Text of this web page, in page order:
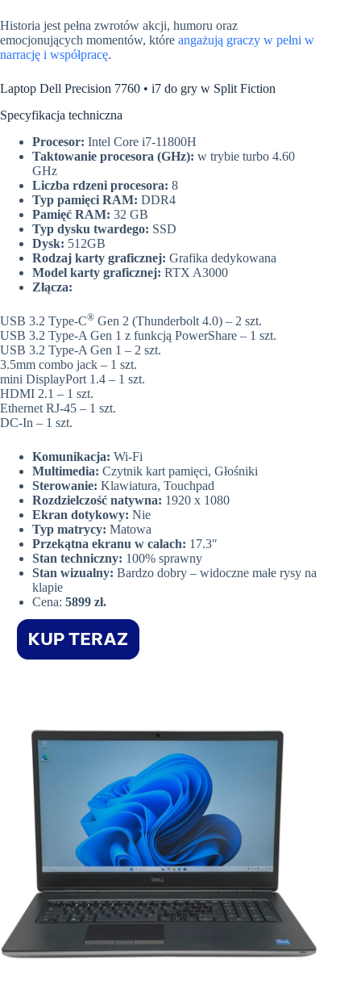
Historia jest pełna zwrotów akcji, humoru oraz
emocjonujących momentów, które angażują graczy w pełni w
narrację i współpracę.
Laptop Dell Precision 7760 • i7 do gry w Split Fiction
Specyfikacja techniczna
Procesor: Intel Core i7-11800H
Taktowanie procesora (GHz): w trybie turbo 4.60
GHz
Liczba rdzeni procesora: 8
Typ pamięci RAM: DDR4
Pamięć RAM: 32 GB
Typ dysku twardego: SSD
Dysk: 512GB
Rodzaj karty graficznej: Grafika dedykowana
Model karty graficznej: RTX A3000
Złącza:
USB 3.2 Type-C® Gen 2 (Thunderbolt 4.0) – 2 szt.
USB 3.2 Type-A Gen 1 z funkcją PowerShare – 1 szt.
USB 3.2 Type-A Gen 1 – 2 szt.
3.5mm combo jack – 1 szt.
mini DisplayPort 1.4 – 1 szt.
HDMI 2.1 – 1 szt.
Ethernet RJ-45 – 1 szt.
DC-In – 1 szt.
Komunikacja: Wi-Fi
Multimedia: Czytnik kart pamięci, Głośniki
Sterowanie: Klawiatura, Touchpad
Rozdzielczość natywna: 1920 x 1080
Ekran dotykowy: Nie
Typ matrycy: Matowa
Przekątna ekranu w calach: 17.3″
Stan techniczny: 100% sprawny
Stan wizualny: Bardzo dobry – widoczne małe rysy na
klapie
Cena: 5899 zł.